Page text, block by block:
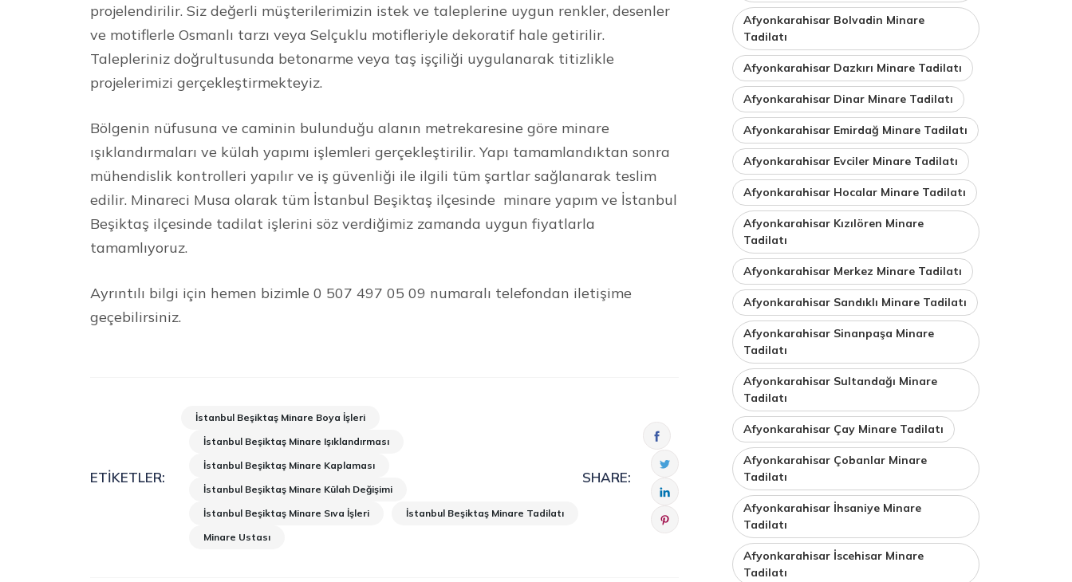
projelendirilir. Siz değerli müşterilerimizin istek ve taleplerine uygun renkler, desenler
ve motiflerle Osmanlı tarzı veya Selçuklu motifleriyle dekoratif hale getirilir.
Talepleriniz doğrultusunda betonarme veya taş işçiliği uygulanarak titizlikle
projelerimizi gerçekleştirmekteyiz.
Bölgenin nüfusuna ve caminin bulunduğu alanın metrekaresine göre minare
ışıklandırmaları ve külah yapımı işlemleri gerçekleştirilir. Yapı tamamlandıktan sonra
mühendislik kontrolleri yapılır ve iş güvenliği ile ilgili tüm şartlar sağlanarak teslim
edilir. Minareci Musa olarak tüm İstanbul Beşiktaş ilçesinde minare yapım ve İstanbul
Beşiktaş ilçesinde tadilat işlerini söz verdiğimiz zamanda uygun fiyatlarla
tamamlıyoruz.
Ayrıntılı bilgi için hemen bizimle 0 507 497 05 09 numaralı telefondan iletişime
geçebilirsiniz.
ETIKETLER:
İstanbul Beşiktaş Minare Boya İşleri
İstanbul Beşiktaş Minare Işıklandırması
İstanbul Beşiktaş Minare Kaplaması
İstanbul Beşiktaş Minare Külah Değişimi
İstanbul Beşiktaş Minare Sıva İşleri
İstanbul Beşiktaş Minare Tadilatı
Minare Ustası
SHARE:
Afyonkarahisar Bolvadin Minare
Tadilatı
Afyonkarahisar Dazkırı Minare Tadilatı
Afyonkarahisar Dinar Minare Tadilatı
Afyonkarahisar Emirdağ Minare Tadilatı
Afyonkarahisar Evciler Minare Tadilatı
Afyonkarahisar Hocalar Minare Tadilatı
Afyonkarahisar Kızılören Minare
Tadilatı
Afyonkarahisar Merkez Minare Tadilatı
Afyonkarahisar Sandıklı Minare Tadilatı
Afyonkarahisar Sinanpaşa Minare
Tadilatı
Afyonkarahisar Sultandağı Minare
Tadilatı
Afyonkarahisar Çay Minare Tadilatı
Afyonkarahisar Çobanlar Minare
Tadilatı
Afyonkarahisar İhsaniye Minare
Tadilatı
Afyonkarahisar İscehisar Minare
Tadilatı